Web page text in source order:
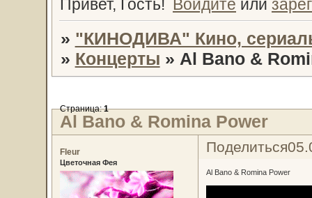
Привет, Гость! Войдите или
» "КИНОДИВА" Кино,
» Концерты » Al Bano &
Al Bano & Romina Power
Страница:1
Поделиться
Fleur
Цветочная Фея
Al Bano & Romina Power